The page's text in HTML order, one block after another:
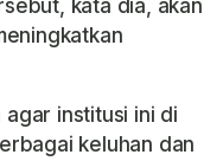
kata dia, akan
agar institusi ini di
keluhan dan